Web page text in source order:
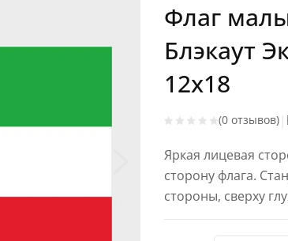
Флаг
Блэкаут
12х18
(0 отзывов) |
Яркая лицевая
сторону флага.
стороны, сверху